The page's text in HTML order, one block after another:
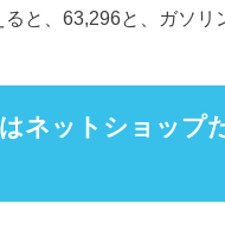
と、63,296と、ガソリ
ネットショップ